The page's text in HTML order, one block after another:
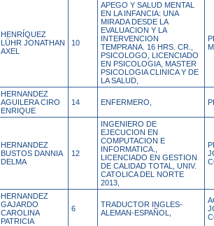
HENRÍQUEZ
LÜHR JONATHAN
AXEL
10
APEGO Y SALUD MENTAL
EN LA INFANCIA: UNA
MIRADA DESDE LA
EVALUACION Y LA
INTERVENCION
TEMPRANA. 16 HRS. CR.,
PSICOLOGO, LICENCIADO
EN PSICOLOGIA, MASTER
PSICOLOGIA CLINICA Y DE
LA SALUD,
HERNANDEZ
AGUILERA CIRO
ENRIQUE
14 ENFERMERO,
HERNANDEZ
BUSTOS DANNIA
DELMA
12
INGENIERO DE
EJECUCION EN
COMPUTACION E
INFORMATICA.,
LICENCIADO EN GESTION
DE CALIDAD TOTAL, UNIV.
CATOLICA DEL NORTE
2013,
HERNANDEZ
GAJARDO
CAROLINA
PATRICIA
6
TRADUCTOR INGLES-
ALEMAN-ESPAÑOL,